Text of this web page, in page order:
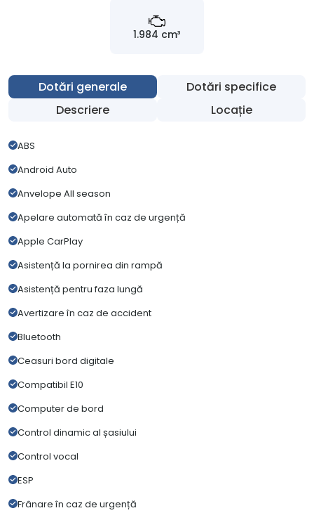
1.984 cm³
Dotări generale
Dotări specifice
Descriere
Locație
ABS
Android Auto
Anvelope All season
Apelare automată în caz de urgență
Apple CarPlay
Asistență la pornirea din rampă
Asistență pentru faza lungă
Avertizare în caz de accident
Bluetooth
Ceasuri bord digitale
Compatibil E10
Computer de bord
Control dinamic al șasiului
Control vocal
ESP
Frânare în caz de urgență